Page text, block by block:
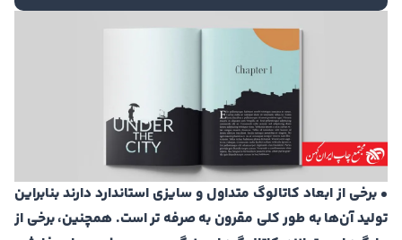
• برخی از ابعاد کاتالوگ متداول و سایزی استاندارد دارند بنابراین
تولید آن‌ها به طور کلی مقرون به صرفه تر است. همچنین، برخی از